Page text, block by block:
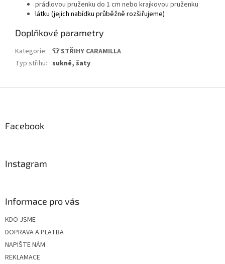
prádlovou pruženku do 1 cm nebo krajkovou pruženku
látku (jejich nabídku průběžně rozšiřujeme)
Doplňkové parametry
Kategorie: 👕 STŘIHY CARAMILLA
Typ střihu: sukně, šaty
Facebook
Instagram
Informace pro vás
KDO JSME
DOPRAVA A PLATBA
NAPIŠTE NÁM
REKLAMACE